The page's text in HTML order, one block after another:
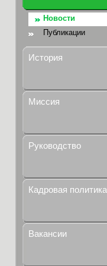
Новости
Публикации
История
Миссия
Руководство
Кадровая политика
Вакансии